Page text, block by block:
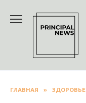
содержанию
ГЛАВНАЯ » ЗДОРОВЬЕ